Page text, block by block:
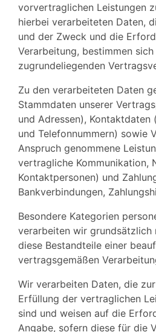
vorvertraglichen Leistungen
hierbei verarbeiteten Daten,
und der Zweck und die
Verarbeitung, bestimmen
zugrundeliegenden
Zu den verarbeiteten Daten
Stammdaten unserer
und Adressen), Kontaktdaten
und Telefonnummern) sowie
Anspruch genommene
vertragliche Kommunikation,
Kontaktpersonen) und
Bankverbindungen,
Besondere Kategorien
verarbeiten wir grundsätzlich
diese Bestandteile einer
vertragsgemäßen
Wir verarbeiten Daten, die
Erfüllung der vertraglichen
sind und weisen auf die
Angabe, sofern diese für die